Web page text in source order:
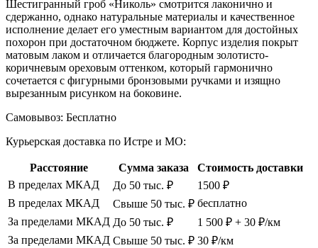
Шестигранный гроб «Николь» смотрится лаконично и
сдержанно, однако натуральные материалы и качественное
исполнение делает его уместным вариантом для достойных
похорон при достаточном бюджете. Корпус изделия покрыт
матовым лаком и отличается благородным золотисто-
коричневым ореховым оттенком, который гармонично
сочетается с фигурными бронзовыми ручками и изящно
вырезанным рисунком на боковине.
Самовывоз: Бесплатно
Курьерская доставка по Истре и МО:
Расстояние Сумма заказа
Стоимость доставки
В пределах МКАД
До 50 тыс. ₽
1500 ₽
В пределах МКАД
Свыше 50 тыс. ₽ бесплатно
За пределами МКАД До 50 тыс. ₽
1 500 ₽ + 30 ₽/км
За пределами МКАД Свыше 50 тыс. ₽ 30 ₽/км